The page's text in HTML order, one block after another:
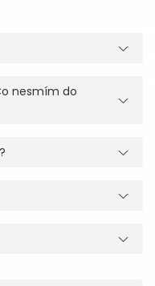
nesmím do